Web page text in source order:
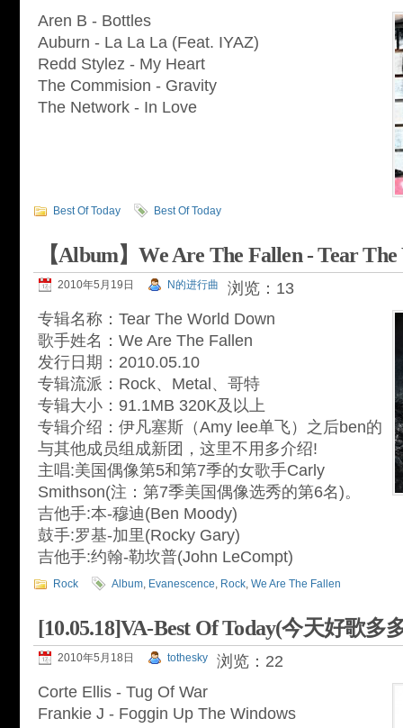
Aren B - Bottles
Auburn - La La La (Feat. IYAZ)
Redd Stylez - My Heart
The Commision - Gravity
The Network - In Love
Best Of Today Best Of Today
【Album】We Are The Fallen - Tear
2010年5月19日 N的进行曲
浏览：13
专辑名称：Tear The World Down
歌手姓名：We Are The Fallen
发行日期：2010.05.10
专辑流派：Rock、Metal、哥特
专辑大小：91.1MB 320K及以上
专辑介绍：伊凡塞斯（Amy lee单飞）之后ben的
与其他成员组成新团，这里不用多介绍!
主唱:美国偶像第5和第7季的女歌手Carly
Smithson(注：第7季美国偶像选秀的第6名)。
吉他手:本-穆迪(Ben Moody)
鼓手:罗基-加里(Rocky Gary)
吉他手:约翰-勒坎普(John LeCompt)
Rock Album, Evanescence, Rock, We Are The Fallen
[10.05.18]VA-Best Of Today(今天好歌多
2010年5月18日 tothesky
浏览：22
Corte Ellis - Tug Of War
Frankie J - Foggin Up The Windows